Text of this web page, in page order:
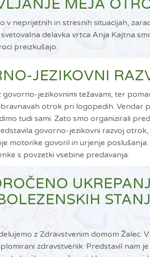
MEJA
v neprijetnih in stresnih situacijah,
delavka vrtca Anja Kajtna
preizkušajo.
JEZIKOVNI
jezikovnimi težavami, ter
otrok pri logopedih. Vendar
tudi sami. Zato smo organizirali
govorno-jezikovni razvoj
motorike govoril in urjenje
s povzetki vsebine predavanja.
z Zdravstvenim domom Žalec.
zdravstvenik. Predstavil nam